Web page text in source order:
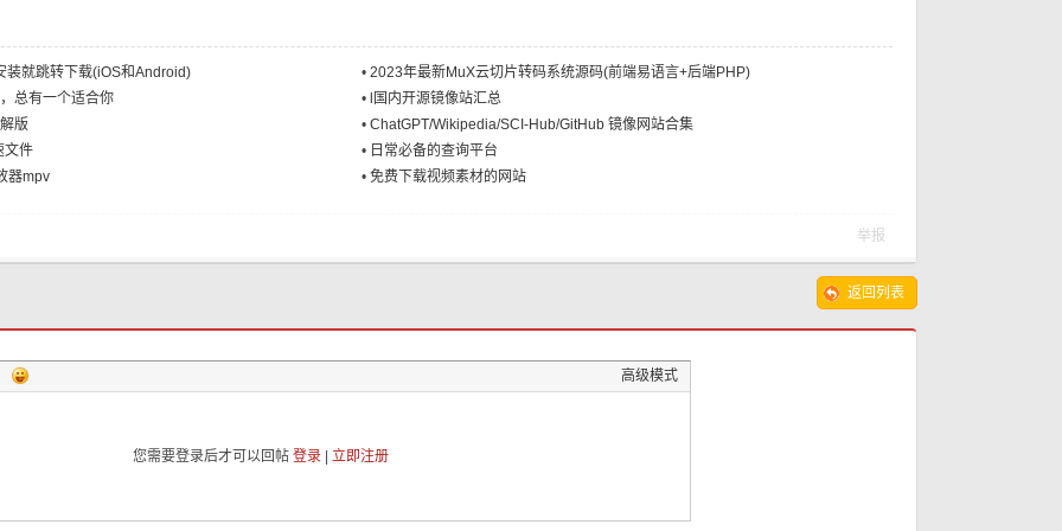
装就跳转下载(iOS和Android) • 2023年最新MuX云切片转码系统源码(前端易语言+后端PHP)
总有一个适合你
• l国内开源镜像站汇总
版
• ChatGPT/Wikipedia/SCI-Hub/GitHub 镜像网站合集
文件
• 日常必备的查询平台
器mpv
• 免费下载视频素材的网站
举报
返回列表
高级模式
您需要登录后才可以回帖 登录| 立即注册